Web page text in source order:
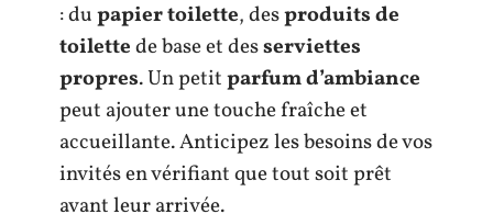
: dupapier toilette, desproduits de
toilettede base et desserviettes
propres. Un petitparfum d’ambiance
peut ajouter une touche fraîche et
accueillante. Anticipez les besoins de vos
invités en vérifiant que tout soit prêt
avant leur arrivée.